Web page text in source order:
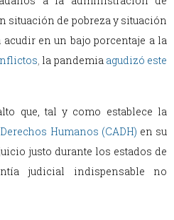
situación de pobreza y situación
en un bajo porcentaje a la
la pandemia agudizó este
que, tal y como establece la
Humanos (CADH) en su
justo durante los estados de
judicial indispensable no